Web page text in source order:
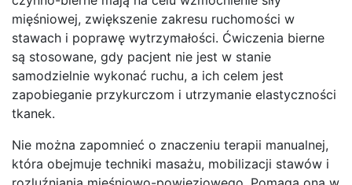
mięśniowej, zwiększenie zakresu ruchomości w
stawach i poprawę wytrzymałości. Ćwiczenia bierne
są stosowane, gdy pacjent nie jest w stanie
samodzielnie wykonać ruchu, a ich celem jest
zapobieganie przykurczom i utrzymanie elastyczności
tkanek.
Nie można zapomnieć o znaczeniu terapii manualnej,
która obejmuje techniki masażu, mobilizacji stawów i